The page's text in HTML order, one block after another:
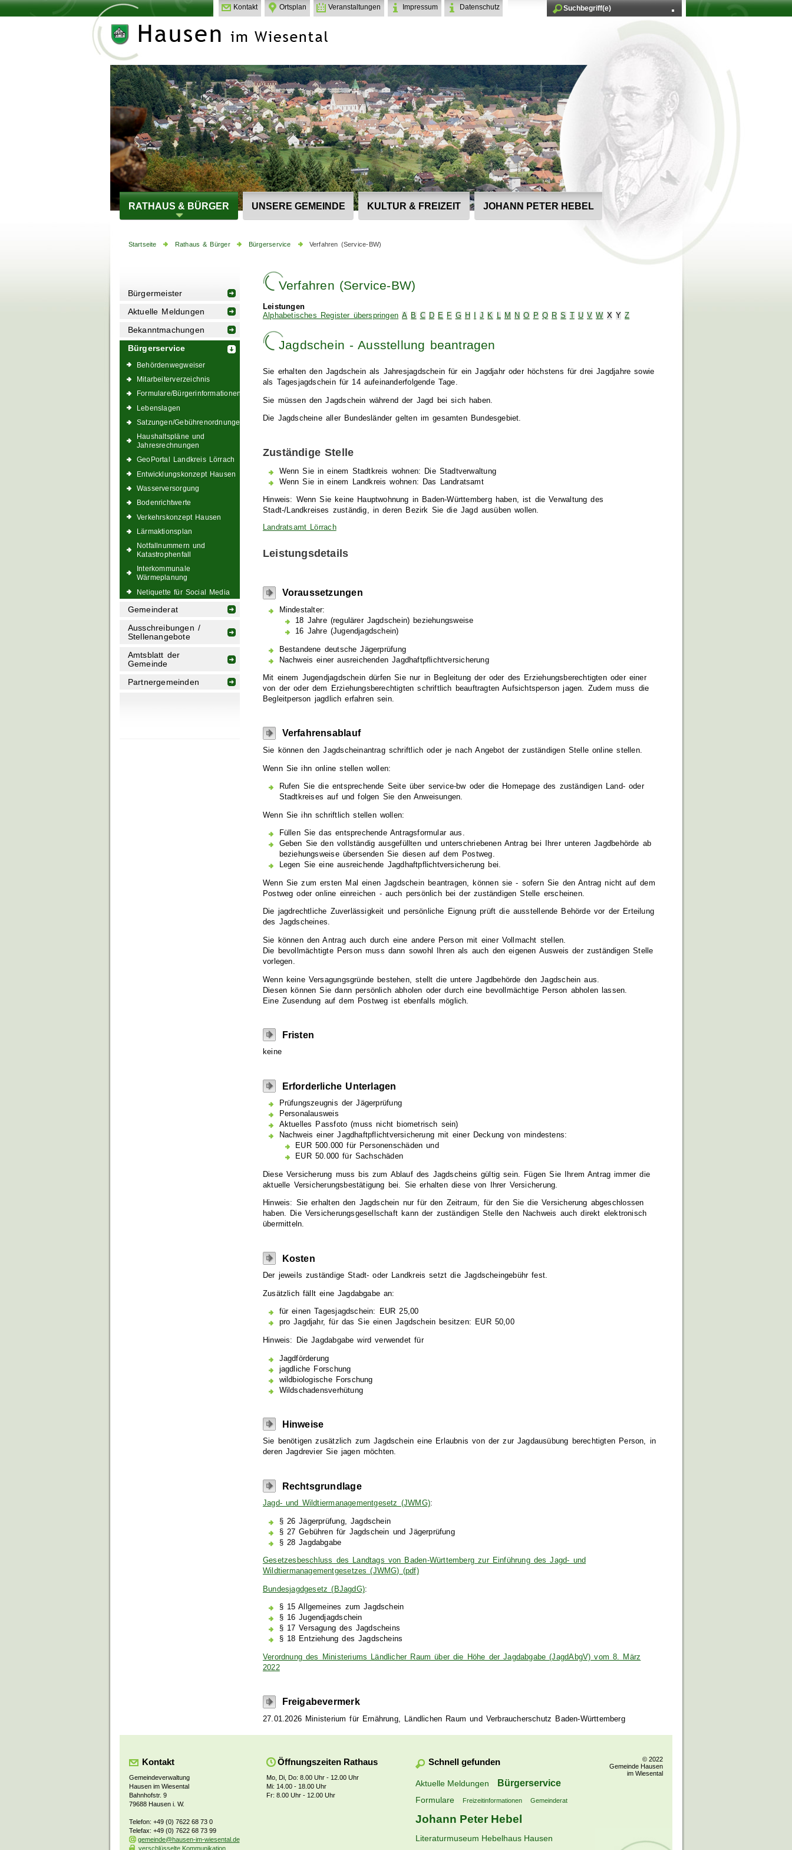
Kontakt Ortsplan Veranstaltungen Impressum Datenschutz
RATHAUS & BÜRGER UNSERE GEMEINDE KULTUR & FREIZEIT JOHANN PETER HEBEL
Startseite Rathaus & Bürger Bürgerservice Verfahren (Service-BW)
Bürgermeister
Aktuelle Meldungen
Bekanntmachungen
Bürgerservice
Behördenwegweiser
Mitarbeiterverzeichnis
Formulare/Bürgerinformationen
Lebenslagen
Satzungen/Gebührenordnungen
Haushaltspläne und
Jahresrechnungen
GeoPortal Landkreis Lörrach
Entwicklungskonzept Hausen
Wasserversorgung
Bodenrichtwerte
Verkehrskonzept Hausen
Lärmaktionsplan
Notfallnummern und
Katastrophenfall
Interkommunale
Wärmeplanung
Netiquette für Social Media
Gemeinderat
Ausschreibungen /
Stellenangebote
Amtsblatt der
Gemeinde
Partnergemeinden
Verfahren (Service-BW)
Leistungen
Alphabetisches Register überspringen A B C D E F G H J K L M N O P Q R S U V W X Y Z
Jagdschein - Ausstellung beantragen
Sie erhalten den Jagdschein als Jahresjagdschein für ein Jagdjahr oder höchstens für drei Jagdjahre sowie
als Tagesjagdschein für 14 aufeinanderfolgende Tage.
Sie müssen den Jagdschein während der Jagd bei sich haben.
Die Jagdscheine aller Bundesländer gelten im gesamten Bundesgebiet.
Zuständige Stelle
Wenn Sie in einem Stadtkreis wohnen: Die Stadtverwaltung
Wenn Sie in einem Landkreis wohnen: Das Landratsamt
Hinweis: Wenn Sie keine Hauptwohnung in Baden-Württemberg haben, ist die Verwaltung des
Stadt-/Landkreises zuständig, in deren Bezirk Sie die Jagd ausüben wollen.
Landratsamt Lörrach
Leistungsdetails
Voraussetzungen
Mindestalter:
18 Jahre (regulärer Jagdschein) beziehungsweise
16 Jahre (Jugendjagdschein)
Bestandene deutsche Jägerprüfung
Nachweis einer ausreichenden Jagdhaftpflichtversicherung
Mit einem Jugendjagdschein dürfen Sie nur in Begleitung der oder des Erziehungsberechtigten oder einer
von der oder dem Erziehungsberechtigten schriftlich beauftragten Aufsichtsperson jagen. Zudem muss die
Begleitperson jagdlich erfahren sein.
Verfahrensablauf
Sie können den Jagdscheinantrag schriftlich oder je nach Angebot der zuständigen Stelle online stellen.
Wenn Sie ihn online stellen wollen:
Rufen Sie die entsprechende Seite über service-bw oder die Homepage des zuständigen Land- oder
Stadtkreises auf und folgen Sie den Anweisungen.
Wenn Sie ihn schriftlich stellen wollen:
Füllen Sie das entsprechende Antragsformular aus.
Geben Sie den vollständig ausgefüllten und unterschriebenen Antrag bei Ihrer unteren Jagdbehörde ab
beziehungsweise übersenden Sie diesen auf dem Postweg.
Legen Sie eine ausreichende Jagdhaftpflichtversicherung bei.
Wenn Sie zum ersten Mal einen Jagdschein beantragen, können sie - sofern Sie den Antrag nicht auf dem
Postweg oder online einreichen - auch persönlich bei der zuständigen Stelle erscheinen.
Die jagdrechtliche Zuverlässigkeit und persönliche Eignung prüft die ausstellende Behörde vor der Erteilung
des Jagdscheines.
Sie können den Antrag auch durch eine andere Person mit einer Vollmacht stellen.
Die bevollmächtigte Person muss dann sowohl Ihren als auch den eigenen Ausweis der zuständigen Stelle
vorlegen.
Wenn keine Versagungsgründe bestehen, stellt die untere Jagdbehörde den Jagdschein aus.
Diesen können Sie dann persönlich abholen oder durch eine bevollmächtige Person abholen lassen.
Eine Zusendung auf dem Postweg ist ebenfalls möglich.
Fristen
keine
Erforderliche Unterlagen
Prüfungszeugnis der Jägerprüfung
Personalausweis
Aktuelles Passfoto (muss nicht biometrisch sein)
Nachweis einer Jagdhaftpflichtversicherung mit einer Deckung von mindestens:
EUR 500.000 für Personenschäden und
EUR 50.000 für Sachschäden
Diese Versicherung muss bis zum Ablauf des Jagdscheins gültig sein. Fügen Sie Ihrem Antrag immer die
aktuelle Versicherungsbestätigung bei. Sie erhalten diese von Ihrer Versicherung.
Hinweis: Sie erhalten den Jagdschein nur für den Zeitraum, für den Sie die Versicherung abgeschlossen
haben. Die Versicherungsgesellschaft kann der zuständigen Stelle den Nachweis auch direkt elektronisch
übermitteln.
Kosten
Der jeweils zuständige Stadt- oder Landkreis setzt die Jagdscheingebühr fest.
Zusätzlich fällt eine Jagdabgabe an:
für einen Tagesjagdschein: EUR 25,00
pro Jagdjahr, für das Sie einen Jagdschein besitzen: EUR 50,00
Hinweis: Die Jagdabgabe wird verwendet für
Jagdförderung
jagdliche Forschung
wildbiologische Forschung
Wildschadensverhütung
Hinweise
Sie benötigen zusätzlich zum Jagdschein eine Erlaubnis von der zur Jagdausübung berechtigten Person, in
deren Jagdrevier Sie jagen möchten.
Rechtsgrundlage
Jagd- und Wildtiermanagementgesetz (JWMG):
§ 26 Jägerprüfung, Jagdschein
§ 27 Gebühren für Jagdschein und Jägerprüfung
§ 28 Jagdabgabe
Gesetzesbeschluss des Landtags von Baden-Württemberg zur Einführung des Jagd- und
Wildtiermanagementgesetzes (JWMG) (pdf)
Bundesjagdgesetz (BJagdG):
§ 15 Allgemeines zum Jagdschein
§ 16 Jugendjagdschein
§ 17 Versagung des Jagdscheins
§ 18 Entziehung des Jagdscheins
Verordnung des Ministeriums Ländlicher Raum über die Höhe der Jagdabgabe (JagdAbgV) vom 8. März
2022
Freigabevermerk
27.01.2026 Ministerium für Ernährung, Ländlichen Raum und Verbraucherschutz Baden-Württemberg
Kontakt
Gemeindeverwaltung
Hausen im Wiesental
Bahnhofstr. 9
79688 Hausen i. W.
Telefon: +49 (0) 7622 68 73 0
Telefax: +49 (0) 7622 68 73 99
gemeinde@hausen-im-wiesental.de
verschlüsselte Kommunikation
Öffnungszeiten Rathaus
Mo, Di, Do: 8.00 Uhr - 12.00 Uhr
Mi: 14.00 - 18.00 Uhr
Fr: 8.00 Uhr - 12.00 Uhr
Schnell gefunden
Aktuelle Meldungen Bürgerservice
Formulare Freizeitinformationen Gemeinderat
Johann Peter Hebel
Literaturmuseum Hebelhaus Hausen
© 2022
Gemeinde Hausen
im Wiesental